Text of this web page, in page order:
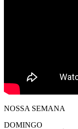
NOSSA SEMANA
DOMINGO